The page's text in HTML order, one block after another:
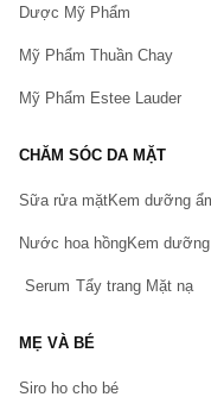
Bạn gặp vấn đề
Hãy báo lỗi cho
Dược Mỹ Phẩm
Mỹ Phẩm Thuần Chay
Mỹ Phẩm Estee Lauder
CHĂM SÓC DA MẶT
Sữa rửa mặtKem dưỡng
Nước hoa hồngKem
Serum Tẩy trang Mặt nạ
MẸ VÀ BÉ
Siro ho cho bé